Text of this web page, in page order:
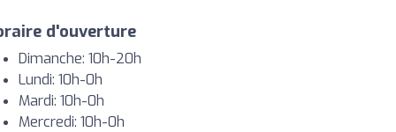
d'ouverture
Dimanche: 10h-20h
Lundi: 10h-0h
Mardi: 10h-0h
Mercredi: 10h-0h